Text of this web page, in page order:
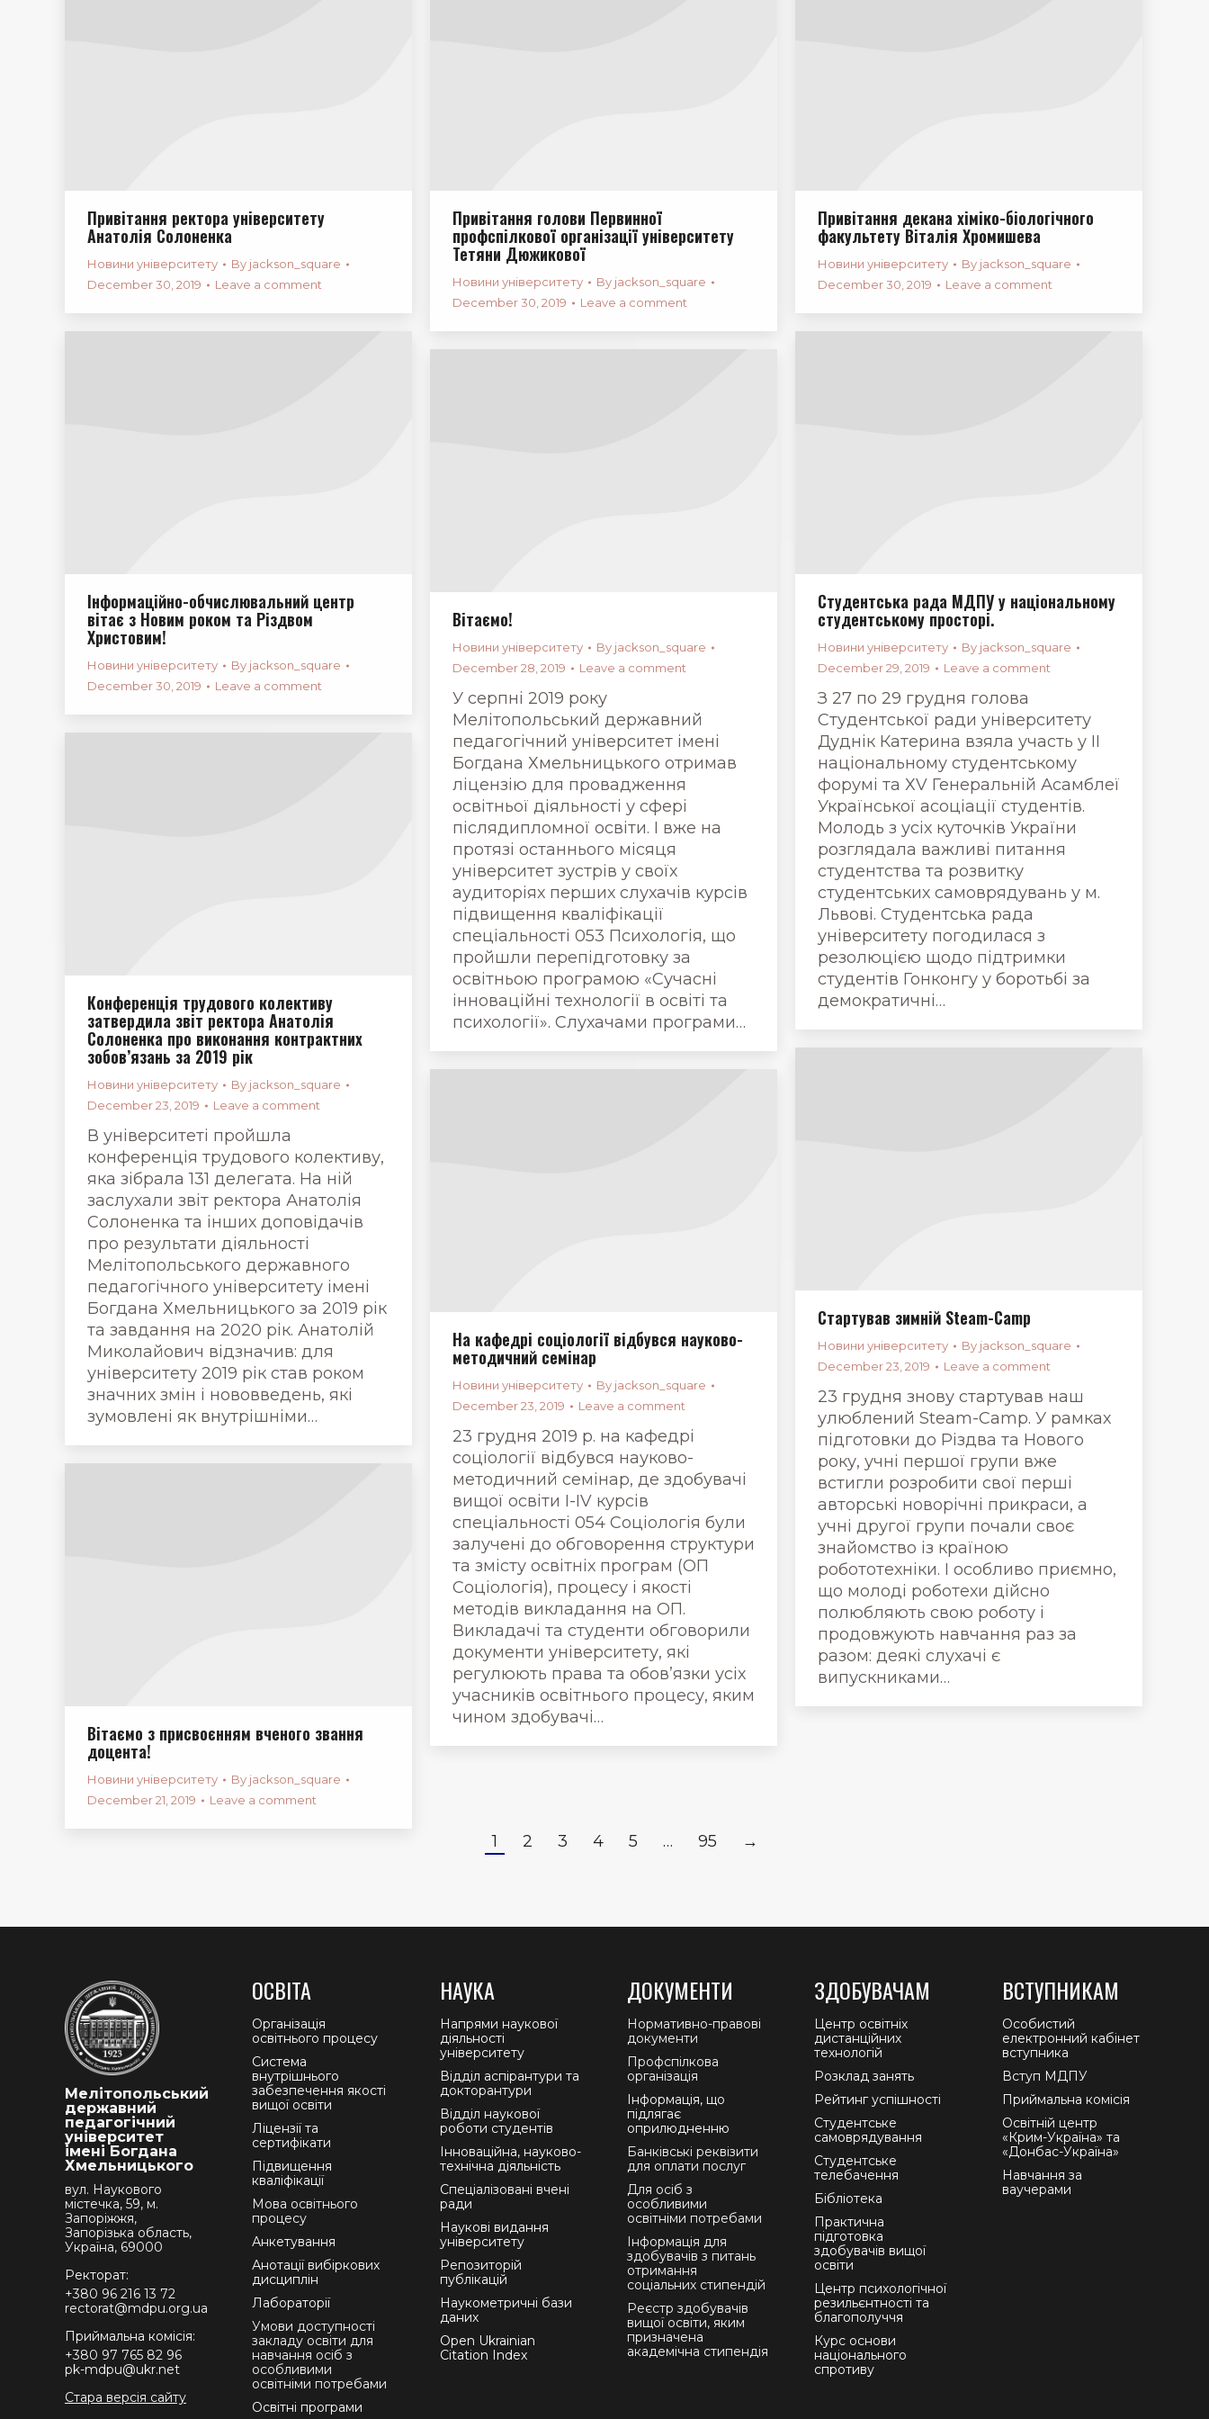
Привітання ректора університету
Анатолія Солоненка
Новини університету By jackson_square
December 30, 2019
Leave a comment
Привітання голови Первинної
профспілкової організації університету
Тетяни Дюжикової
Новини університету By jackson_square
December 30, 2019
Leave a comment
Привітання декана хіміко-біологічного
факультету Віталія Хромишева
Новини університету By jackson_square
December 30, 2019
Leave a comment
Інформаційно-обчислювальний центр
вітає з Новим роком та Різдвом
Христовим!
Новини університету By jackson_square
December 30, 2019
Leave a comment
Студентська рада МДПУ у національному
студентському просторі.
Новини університету By jackson_square
December 29, 2019
Leave a comment
З 27 по 29 грудня голова
Студентської ради університету
Дуднік Катерина взяла участь у ІІ
національному студентському
форумі та ХV Генеральній Асамблеї
Української асоціації студентів.
Молодь з усіх куточків України
розглядала важливі питання
студентства та розвитку
студентських самоврядувань у м.
Львові. Студентська рада
університету погодилася з
резолюцією щодо підтримки
студентів Гонконгу у боротьбі за
демократичні…
Вітаємо!
Новини університету By jackson_square
December 28, 2019
Leave a comment
У серпні 2019 року
Мелітопольський державний
педагогічний університет імені
Богдана Хмельницького отримав
ліцензію для провадження
освітньої діяльності у сфері
післядипломної освіти. І вже на
протязі останнього місяця
університет зустрів у своїх
аудиторіях перших слухачів курсів
підвищення кваліфікації
спеціальності 053 Психологія, що
пройшли перепідготовку за
освітньою програмою «Сучасні
інноваційні технології в освіті та
психології». Слухачами програми…
Конференція трудового колективу
затвердила звіт ректора Анатолія
Солоненка про виконання контрактних
зобов’язань за 2019 рік
Новини університету By jackson_square
December 23, 2019
Leave a comment
В університеті пройшла
конференція трудового колективу,
яка зібрала 131 делегата. На ній
заслухали звіт ректора Анатолія
Солоненка та інших доповідачів
про результати діяльності
Мелітопольського державного
педагогічного університету імені
Богдана Хмельницького за 2019 рік
та завдання на 2020 рік. Анатолій
Миколайович відзначив: для
університету 2019 рік став роком
значних змін і нововведень, які
зумовлені як внутрішніми…
Стартував зимній Steam-Camp
Новини університету By jackson_square
December 23, 2019
Leave a comment
23 грудня знову стартував наш
улюблений Steam-Camp. У рамках
підготовки до Різдва та Нового
року, учні першої групи вже
встигли розробити свої перші
авторські новорічні прикраси, а
учні другої групи почали своє
знайомство із країною
робототехніки. І особливо приємно,
що молоді роботехи дійсно
полюбляють свою роботу і
продовжують навчання раз за
разом: деякі слухачі є
випускниками…
На кафедрі соціології відбувся науково-
методичний семінар
Новини університету By jackson_square
December 23, 2019
Leave a comment
23 грудня 2019 р. на кафедрі
соціології відбувся науково-
методичний семінар, де здобувачі
вищої освіти I-IV курсів
спеціальності 054 Соціологія були
залучені до обговорення структури
та змісту освітніх програм (ОП
Соціологія), процесу і якості
методів викладання на ОП.
Викладачі та студенти обговорили
документи університету, які
регулюють права та обов’язки усіх
учасників освітнього процесу, яким
чином здобувачі…
Вітаємо з присвоєнням вченого звання
доцента!
Новини університету By jackson_square
December 21, 2019
Leave a comment
1 2 3 4 5 … 95 →
Мелітопольський
державний
педагогічний
університет
імені Богдана
Хмельницького
вул. Наукового
містечка, 59, м.
Запоріжжя,
Запорізька область,
Україна, 69000
Ректорат:
+380 96 216 13 72
rectorat@mdpu.org.ua
Приймальна комісія:
+380 97 765 82 96
pk-mdpu@ukr.net
Стара версія сайту
ОСВІТА
Організація
освітнього процесу
Система
внутрішнього
забезпечення якості
вищої освіти
Ліцензії та
сертифікати
Підвищення
кваліфікації
Мова освітнього
процесу
Анкетування
Анотації вибіркових
дисциплін
Лабораторії
Умови доступності
закладу освіти для
навчання осіб з
особливими
освітніми потребами
Освітні програми
НАУКА
Напрями наукової
діяльності
університету
Відділ аспірантури та
докторантури
Відділ наукової
роботи студентів
Інноваційна, науково-
технічна діяльність
Спеціалізовані вчені
ради
Наукові видання
університету
Репозиторій
публікацій
Наукометричні бази
даних
Open Ukrainian
Citation Index
ДОКУМЕНТИ
Нормативно-правові
документи
Профспілкова
організація
Інформація, що
підлягає
оприлюдненню
Банківські реквізити
для оплати послуг
Для осіб з
особливими
освітніми потребами
Інформація для
здобувачів з питань
отримання
соціальних стипендій
Реєстр здобувачів
вищої освіти, яким
призначена
академічна стипендія
ЗДОБУВАЧАМ
Центр освітніх
дистанційних
технологій
Розклад занять
Рейтинг успішності
Студентське
самоврядування
Студентське
телебачення
Бібліотека
Практична
підготовка
здобувачів вищої
освіти
Центр психологічної
резильєнтності та
благополуччя
Курс основи
національного
спротиву
ВСТУПНИКАМ
Особистий
електронний кабінет
вступника
Вступ МДПУ
Приймальна комісія
Освітній центр
«Крим-Україна» та
«Донбас-Україна»
Навчання за
ваучерами